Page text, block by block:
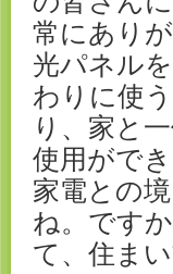
常にあり
光パネル
わりに使
り、家と
使用がで
家電との
ね。です
て、住ま